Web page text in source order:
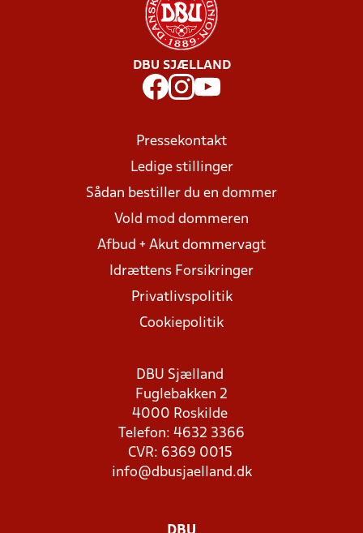
DBU SJÆLLAND
Pressekontakt
Ledige stillinger
Sådan bestiller du en dommer
Vold mod dommeren
Afbud + Akut dommervagt
Idrættens Forsikringer
Privatlivspolitik
Cookiepolitik
DBU Sjælland
Fuglebakken 2
4000 Roskilde
Telefon: 4632 3366
CVR: 6369 0015
info@dbusjaelland.dk